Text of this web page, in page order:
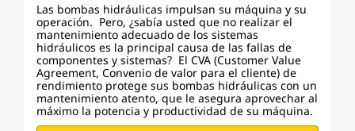
Las bombas hidráulicas impulsan su máquina y su
operación. Pero, ¿sabía usted que no realizar el
mantenimiento adecuado de los sistemas
hidráulicos es la principal causa de las fallas de
componentes y sistemas? El CVA (Customer Value
Agreement, Convenio de valor para el cliente) de
rendimiento protege sus bombas hidráulicas con un
mantenimiento atento, que le asegura aprovechar al
máximo la potencia y productividad de su máquina.